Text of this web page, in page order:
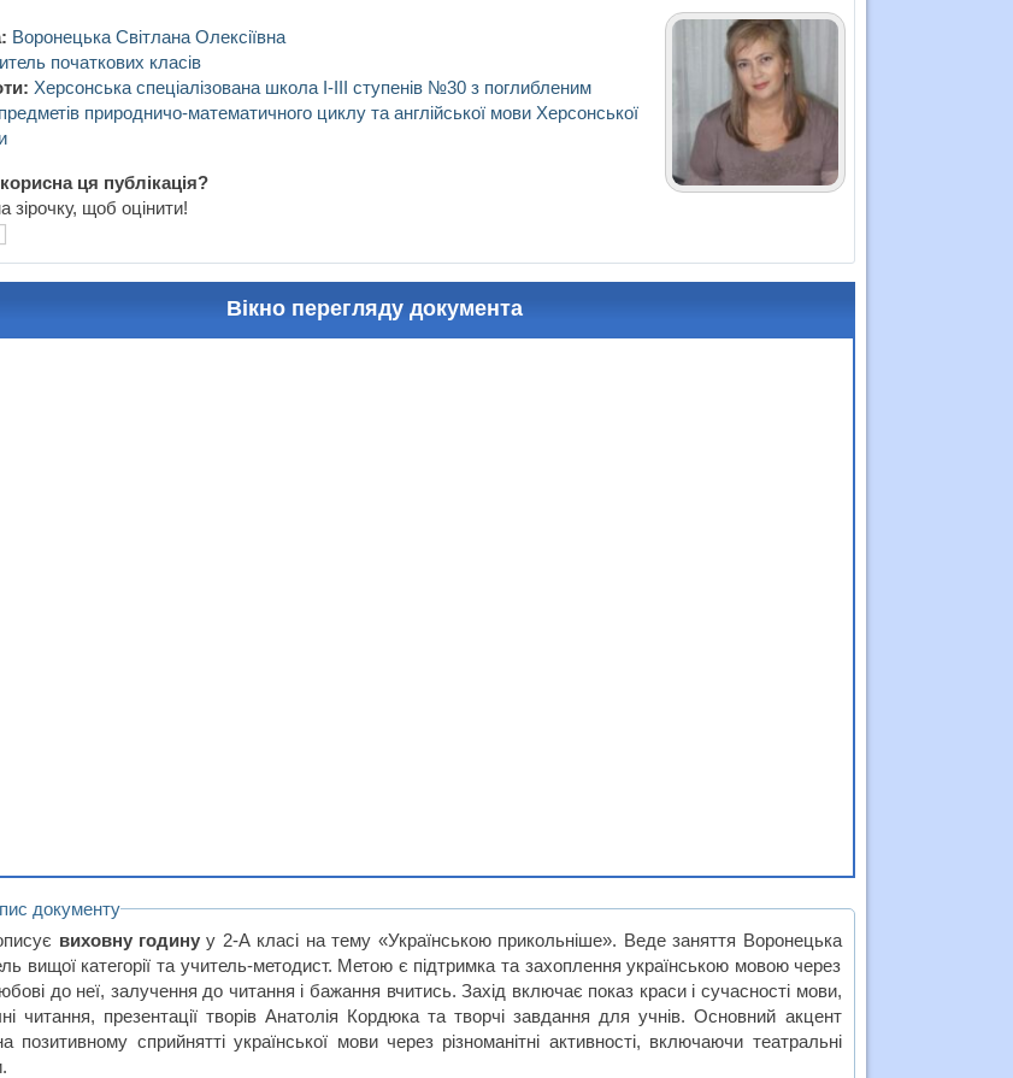
Воронецька Світлана Олексіївна
початкових класів
Херсонська спеціалізована школа І-ІІІ ступенів №30 з поглибленим
природничо-математичного циклу та англійської мови Херсонської
ця публікація?
зірочку, щоб оцінити!
Вікно перегляду документа
документу
виховну годинуу 2-А класі на тему «Українською прикольніше». Веде заняття Воронецька
вищої категорії та учитель-методист. Метою є підтримка та захоплення українською мовою через
до неї, залучення до читання і бажання вчитись. Захід включає показ краси і сучасності мови,
читання, презентації творів Анатолія Кордюка та творчі завдання для учнів. Основний акцент
позитивному сприйнятті української мови через різноманітні активності, включаючи театральні